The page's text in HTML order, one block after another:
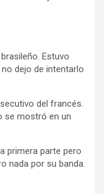
Estuvo
dejo de intentarlo
del francés.
se mostró en un
primera parte pero
nada por su banda.